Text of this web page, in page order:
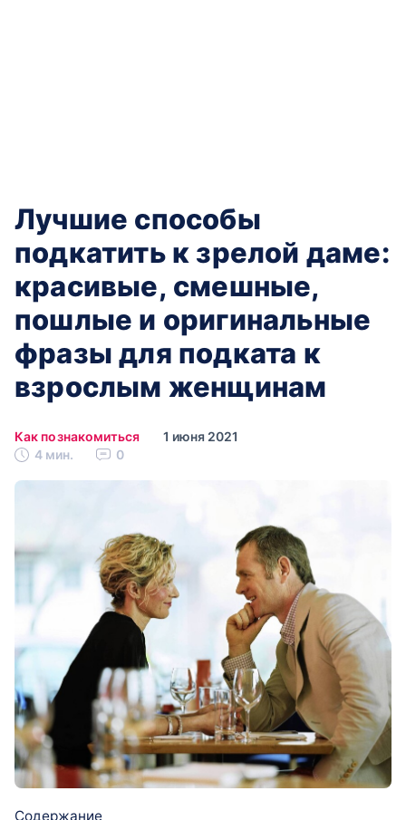
Лучшие способы
подкатить к зрелой даме:
красивые, смешные,
пошлые и оригинальные
фразы для подката к
взрослым женщинам
Как познакомиться
1 июня 2021
4 мин.
0
Содержание